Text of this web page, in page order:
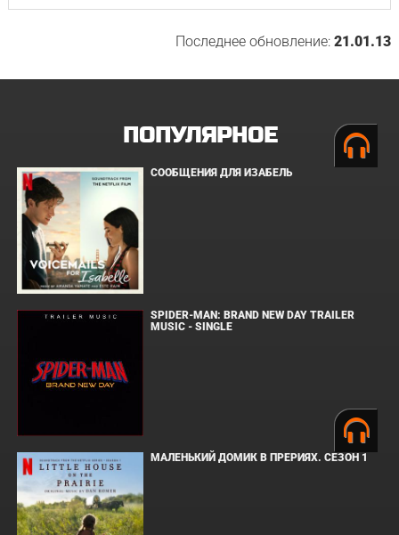
Последнее обновление:21.01.13
ПОПУЛЯРНОЕ
СООБЩЕНИЯ ДЛЯ ИЗАБЕЛЬ
SPIDER-MAN: BRAND NEW DAY TRAILER
MUSIC - SINGLE
МАЛЕНЬКИЙ ДОМИК В ПРЕРИЯХ. СЕЗОН 1